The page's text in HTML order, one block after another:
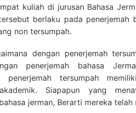
kuliah di jurusan Bahasa
berlaku pada penerjemah
non tersumpah.
dengan penerjemah
penerjemah bahasa
penerjemah tersumpah
Siapapun yang
jerman, Berarti mereka